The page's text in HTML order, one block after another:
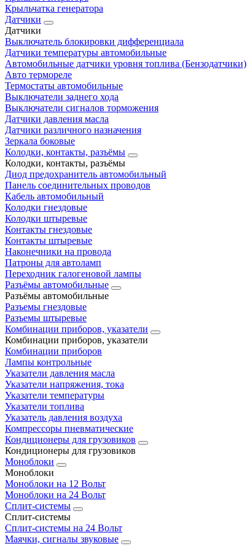
Крыльчатка генератора
Датчики
Датчики
Выключатель блокировки дифференциала
Датчики температуры автомобильные
Автомобильные датчики уровня топлива (Бензодатчики)
Авто термореле
Термостаты автомобильные
Выключатели заднего хода
Выключатели сигналов торможения
Датчики давления масла
Датчики различного назначения
Зеркала боковые
Колодки, контакты, разъёмы
Колодки, контакты, разъёмы
Диод предохранитель автомобильный
Панель соединительных проводов
Кабель автомобильный
Колодки гнездовые
Колодки штыревые
Контакты гнездовые
Контакты штыревые
Наконечники на провода
Патроны для автоламп
Переходник галогеновой лампы
Разъёмы автомобильные
Разъёмы автомобильные
Разъемы гнездовые
Разъемы штыревые
Комбинации приборов, указатели
Комбинации приборов, указатели
Комбинации приборов
Лампы контрольные
Указатели давления масла
Указатели напряжения, тока
Указатели температуры
Указатели топлива
Указатель давления воздуха
Компрессоры пневматические
Кондиционеры для грузовиков
Кондиционеры для грузовиков
Моноблоки
Моноблоки
Моноблоки на 12 Вольт
Моноблоки на 24 Вольт
Сплит-системы
Сплит-системы
Сплит‑системы на 24 Вольт
Маячки, сигналы звуковые